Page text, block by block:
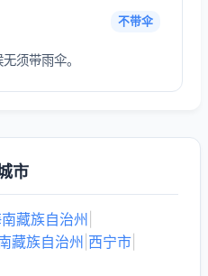
不带伞
须带雨伞。
市
藏族自治州
藏族自治州 西宁市